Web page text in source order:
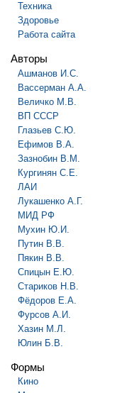
Техника
Здоровье
Работа сайта
Авторы
Ашманов И.С.
Вассерман А.А.
Величко М.В.
ВП СССР
Глазьев С.Ю.
Ефимов В.А.
Зазнобин В.М.
Кургинян С.Е.
ЛАИ
Лукашенко А.Г.
МИД РФ
Мухин Ю.И.
Путин В.В.
Пякин В.В.
Спицын Е.Ю.
Стариков Н.В.
Фёдоров Е.А.
Фурсов А.И.
Хазин М.Л.
Юлин Б.В.
Формы
Кино